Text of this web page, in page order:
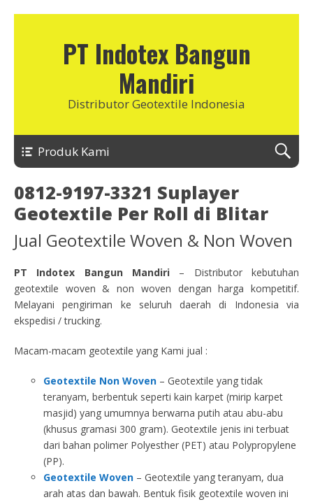
PT Indotex Bangun
Mandiri
Distributor Geotextile Indonesia
Produk Kami
0812-9197-3321 Suplayer
Geotextile Per Roll di Blitar
Jual Geotextile Woven & Non Woven
PT Indotex Bangun Mandiri – Distributor kebutuhan
geotextile woven & non woven dengan harga kompetitif.
Melayani pengiriman ke seluruh daerah di Indonesia via
ekspedisi / trucking.
Macam-macam geotextile yang Kami jual :
Geotextile Non Woven – Geotextile yang tidak
teranyam, berbentuk seperti kain karpet (mirip karpet
masjid) yang umumnya berwarna putih atau abu-abu
(khusus gramasi 300 gram). Geotextile jenis ini terbuat
dari bahan polimer Polyesther (PET) atau Polypropylene
(PP).
Geotextile Woven – Geotextile yang teranyam, dua
arah atas dan bawah. Bentuk fisik geotextile woven ini